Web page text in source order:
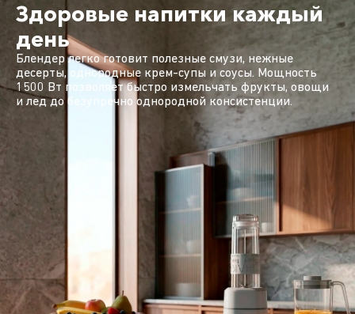
Здоровые напитки каждый
день
Блендер легко готовит полезные смузи, нежные
десерты, однородные крем-супы и соусы. Мощность
1500 Вт позволяет быстро измельчать фрукты, овощи
и лед до безупречно однородной консистенции.